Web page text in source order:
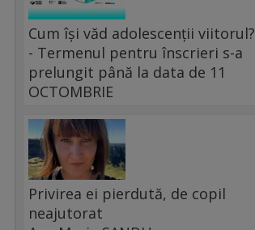
Cum își văd adolescenții viitorul?
- Termenul pentru înscrieri s-a
prelungit până la data de 11
OCTOMBRIE
Privirea ei pierdută, de copil
neajutorat